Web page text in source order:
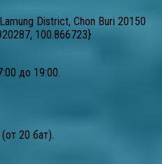
District, Chon Buri 20150
100.866723}
до 19:00.
20 бат).